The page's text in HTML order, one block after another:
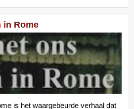
in Rome
is het waargebeurde verhaal dat